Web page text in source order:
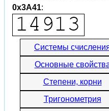
0x3A41:
Системы
Основные
Степени, корни
Тригонометрия